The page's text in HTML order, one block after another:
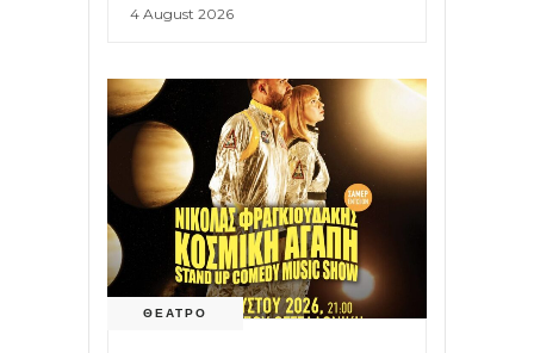
4 August 2026
ΘΕΑΤΡΟ